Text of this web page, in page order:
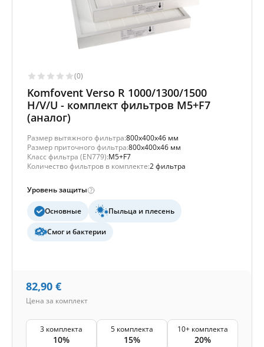
(0)
Komfovent Verso R 1000/1300/1500
H/V/U - комплект фильтров M5+F7
(аналог)
Размер вытяжного фильтра:800x400x46 мм
Размер приточного фильтра:800x400x46 мм
Класс фильтра (EN779):M5+F7
Количество фильтров в комплекте:2 фильтра
Уровень защиты
Основные Пыльца и плесень
Смог и бактерии
82,90 €
Цена за комплект
3 комплекта
10%
5 комплекта
15%
10+ комплекта
20%